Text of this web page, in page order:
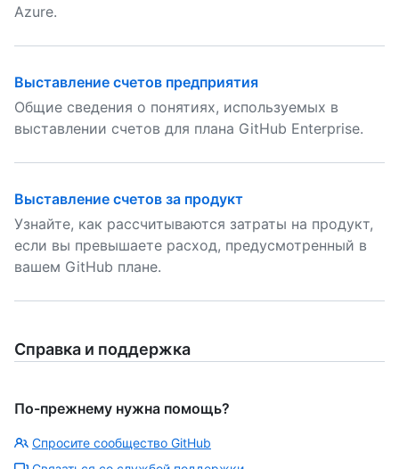
Azure.
Выставление счетов предприятия
Общие сведения о понятиях, используемых в
выставлении счетов для плана GitHub Enterprise.
Выставление счетов за продукт
Узнайте, как рассчитываются затраты на продукт,
если вы превышаете расход, предусмотренный в
вашем GitHub плане.
Справка и поддержка
По-прежнему нужна помощь?
Спросите сообщество GitHub